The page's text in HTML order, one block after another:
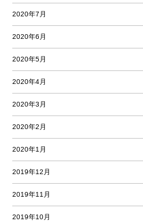
2020年7月
2020年6月
2020年5月
2020年4月
2020年3月
2020年2月
2020年1月
2019年12月
2019年11月
2019年10月